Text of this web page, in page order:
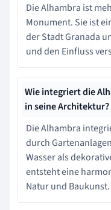
Die Alhambra ist
Monument. Sie ist
der Stadt Granada
und den Einfluss
Wie integriert die
in seine Architektur?
Die Alhambra
durch
Wasser als
entsteht eine
Natur und Baukunst.